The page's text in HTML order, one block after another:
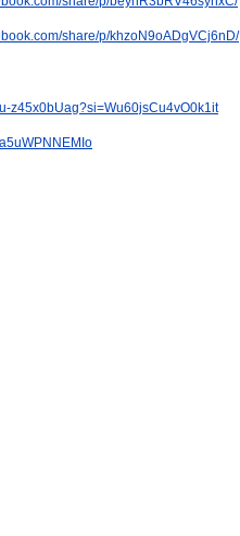
share/p/khzoN9oADgVCj6nD/
z45x0bUag?si=Wu60jsCu4vO0k1it